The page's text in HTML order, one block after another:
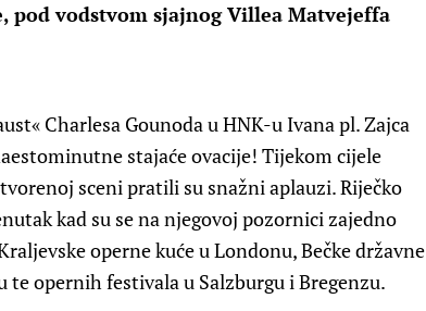
pod vodstvom sjajnog Villea Matvejeffa
Charlesa Gounoda u HNK-u Ivana pl. Zajca
stajaće ovacije! Tijekom cijele
sceni pratili su snažni aplauzi. Riječko
kad su se na njegovoj pozornici zajedno
operne kuće u Londonu, Bečke državne
opernih festivala u Salzburgu i Bregenzu.